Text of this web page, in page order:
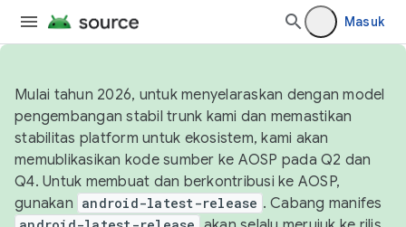
Masuk
Mulai tahun 2026, untuk menyelaraskan dengan model
pengembangan stabil trunk kami dan memastikan
stabilitas platform untuk ekosistem, kami akan
memublikasikan kode sumber ke AOSP pada Q2 dan
Q4. Untuk membuat dan berkontribusi ke AOSP,
gunakan android-latest-release . Cabang manifes